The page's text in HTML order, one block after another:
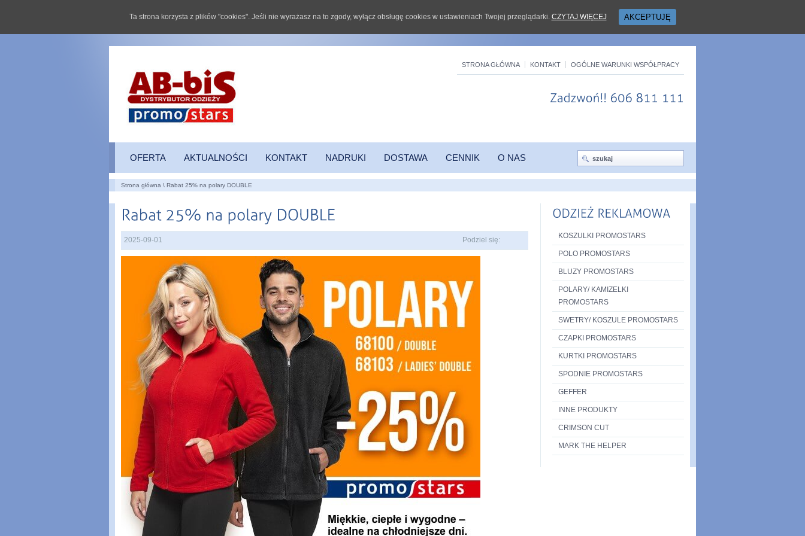
STRONA GŁÓWNA KONTAKT OGÓLNE WARUNKI WSPÓŁPRACY
OFERTA AKTUALNOŚCI KONTAKT NADRUKI DOSTAWA CENNIK O NAS
Strona główna \ Rabat 25% na polary DOUBLE
2025-09-01 Podziel się: KOSZULKI PROMOSTARS
POLO PROMOSTARS
BLUZY PROMOSTARS
POLARY/ KAMIZELKI
PROMOSTARS
SWETRY/ KOSZULE PROMOSTARS
CZAPKI PROMOSTARS
KURTKI PROMOSTARS
SPODNIE PROMOSTARS
GEFFER
INNE PRODUKTY
CRIMSON CUT
MARK THE HELPER
Ta strona korzysta z plików "cookies". Jeśli nie wyrażasz na to zgody, wyłącz obsługę cookies w ustawieniach Twojej przeglądarki. CZYTAJ WIĘCEJ AKCEPTUJĘ